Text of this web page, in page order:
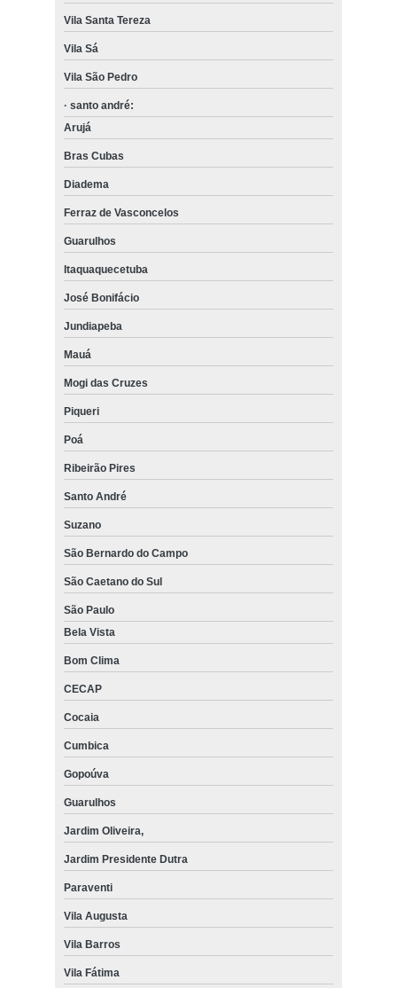
Vila Santa Tereza
Vila Sá
Vila São Pedro
· santo andré:
Arujá
Bras Cubas
Diadema
Ferraz de Vasconcelos
Guarulhos
Itaquaquecetuba
José Bonifácio
Jundiapeba
Mauá
Mogi das Cruzes
Piqueri
Poá
Ribeirão Pires
Santo André
Suzano
São Bernardo do Campo
São Caetano do Sul
São Paulo
Bela Vista
Bom Clima
CECAP
Cocaia
Cumbica
Gopoúva
Guarulhos
Jardim Oliveira,
Jardim Presidente Dutra
Paraventi
Vila Augusta
Vila Barros
Vila Fátima